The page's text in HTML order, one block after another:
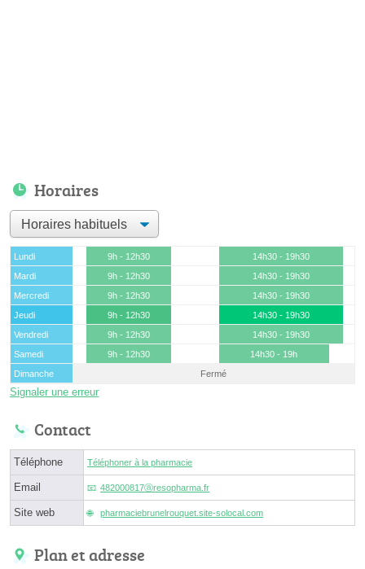
Horaires
Lundi 9h - 12h30
14h30 - 19h30
Mardi
9h - 12h30
14h30 - 19h30
Mercredi
9h - 12h30
14h30 - 19h30
Jeudi
9h - 12h30
14h30 - 19h30
Vendredi
9h - 12h30
14h30 - 19h30
Samedi
9h - 12h30
14h30 - 19h
Dimanche
Fermé
Signaler une erreur
Contact
Téléphone Téléphoner à la pharmacie
Email 482000817ⓐresopharma.fr
Site web pharmaciebrunelrouquet.site-solocal.com
Plan et adresse